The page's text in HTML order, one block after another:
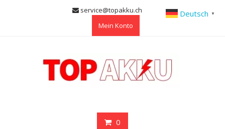
service@topakku.ch
Mein Konto
0
Deutsch ▼